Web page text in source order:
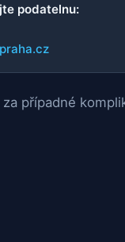
podatelnu:
případné